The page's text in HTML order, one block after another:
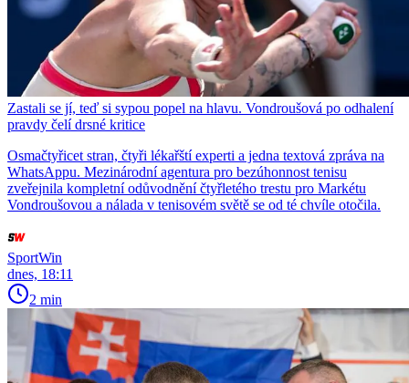
Zastali se jí, teď si sypou popel na hlavu. Vondroušová po odhalení
pravdy čelí drsné kritice
Osmačtyřicet stran, čtyři lékařští experti a jedna textová zpráva na
WhatsAppu. Mezinárodní agentura pro bezúhonnost tenisu
zveřejnila kompletní odůvodnění čtyřletého trestu pro Markétu
Vondroušovou a nálada v tenisovém světě se od té chvíle otočila.
SportWin
dnes, 18:11
2 min